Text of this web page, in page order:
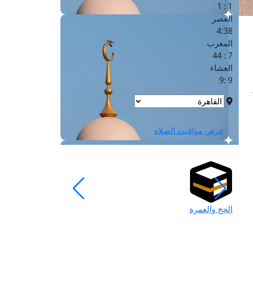
1 : 1
العصر
4:38
المغرب
7 : 44
العشاء
9 :9
عرض مواقيت الصلاة
الحج والعمرة